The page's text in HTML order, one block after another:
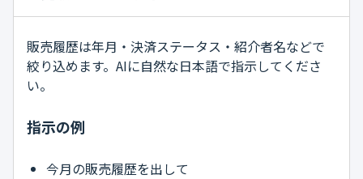
販売履歴は年月・決済ステータス・紹介者名などで
絞り込めます。AIに自然な日本語で指示してくださ
い。
指示の例
今月の販売履歴を出して